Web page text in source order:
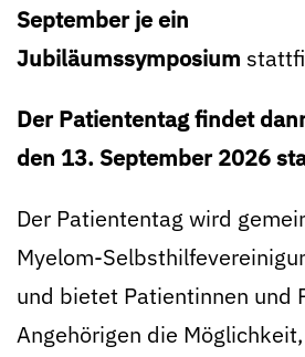
September je ein
Jubiläumssymposium
Der Patiententag findet
den 13. September 2026
Der Patiententag wird
Myelom-
und bietet Patientinnen und
Angehörigen die